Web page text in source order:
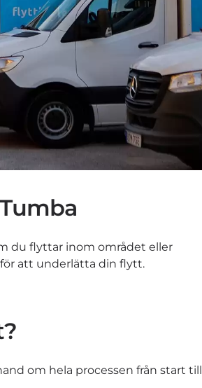
du flyttar inom området eller
att underlätta din flytt.
om hela processen från start till